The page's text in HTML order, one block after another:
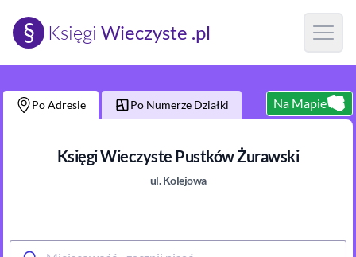
§ Księgi Wieczyste .pl Open
Po Adresie Po Numerze Działki Na Mapie
Księgi Wieczyste Pustków Żurawski
ul.Kolejowa